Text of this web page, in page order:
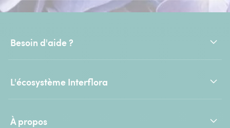
Besoin d'aide ?
L'écosystème Interflora
À propos